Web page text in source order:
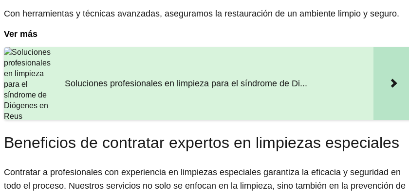
Con herramientas y técnicas avanzadas, aseguramos la restauración de un ambiente limpio y seguro.
Ver más
Soluciones profesionales en limpieza para el síndrome de Di...
Beneficios de contratar expertos en limpiezas especiales
Contratar a profesionales con experiencia en limpiezas especiales garantiza la eficacia y seguridad en
todo el proceso. Nuestros servicios no solo se enfocan en la limpieza, sino también en la prevención de